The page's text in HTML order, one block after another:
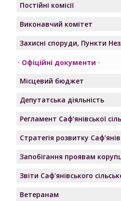
Постійні комісії
Виконавчий комітет
Захисні споруди, Пункти
Офіційні документи
Місцевий бюджет
Депутатська діяльність
Регламент Саф’янівської
Стратегія розвитку
Запобігання проявам
Звіти Саф’янівського
Ветеранам